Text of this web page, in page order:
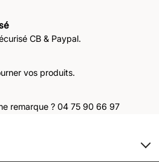
CB & Paypal.
vos produits.
remarque ? 04 75 90 66 97